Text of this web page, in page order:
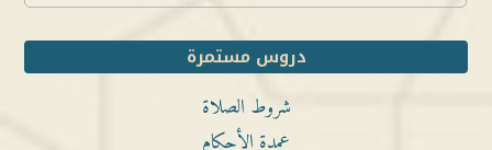
دروس مستمرة
شروط الصلاة